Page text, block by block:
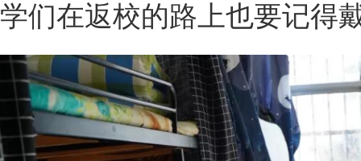
学们在返校的路上也要记得